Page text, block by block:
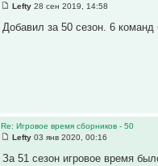
Lefty 28 сен 2019, 14:58
Добавил за 50 сезон. 6
Re: Игровое время сборников - 50
Lefty 03 янв 2020, 00:16
За 51 сезон игровое время